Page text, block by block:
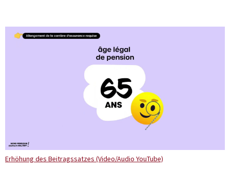
Erhöhung des Beitragssatzes (Video/Audio YouTube)